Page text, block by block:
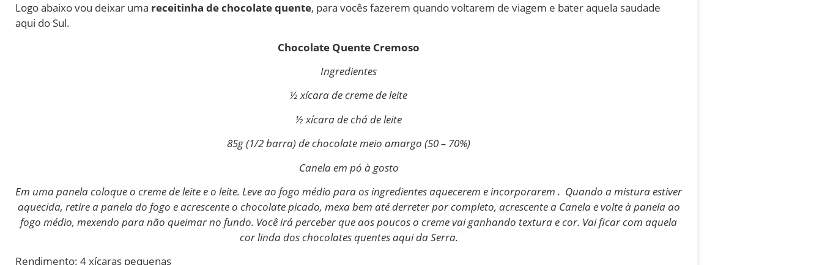
Logo abaixo vou deixar uma receitinha de chocolate quente, para vocês fazerem quando voltarem de viagem e bater aquela saudade
aqui do Sul.
Chocolate Quente Cremoso
Ingredientes
½ xícara de creme de leite
½ xícara de chá de leite
85g (1/2 barra) de chocolate meio amargo (50 – 70%)
Canela em pó à gosto
Em uma panela coloque o creme de leite e o leite. Leve ao fogo médio para os ingredientes aquecerem e incorporarem . Quando a mistura estiver
aquecida, retire a panela do fogo e acrescente o chocolate picado, mexa bem até derreter por completo, acrescente a Canela e volte à panela ao
fogo médio, mexendo para não queimar no fundo. Você irá perceber que aos poucos o creme vai ganhando textura e cor. Vai ficar com aquela
cor linda dos chocolates quentes aqui da Serra.
Rendimento: 4 xícaras pequenas